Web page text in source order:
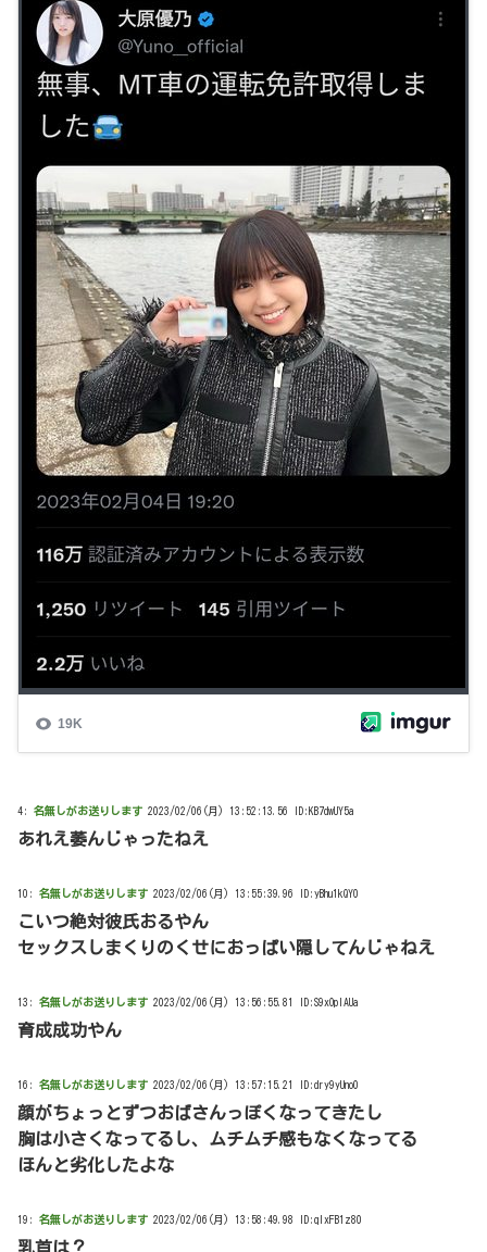
4: 名無しがお送りします 2023/02/06(月) 13:52:13.56 ID:KB7dwUY5a
あれえ萎んじゃったねえ
10: 名無しがお送りします 2023/02/06(月) 13:55:39.96 ID:yBhu1kQY0
こいつ絶対彼氏おるやん
セックスしまくりのくせにおっぱい隠してんじゃねえ
13: 名無しがお送りします 2023/02/06(月) 13:56:55.81 ID:S9xOpIAUa
育成成功やん
16: 名無しがお送りします 2023/02/06(月) 13:57:15.21 ID:dry9yUno0
顔がちょっとずつおばさんっぽくなってきたし
胸は小さくなってるし、ムチムチ感もなくなってる
ほんと劣化したよな
19: 名無しがお送りします 2023/02/06(月) 13:58:49.98 ID:qIxFB1z80
乳首は？